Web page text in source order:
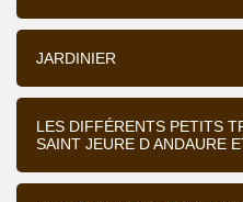
JARDINIER
LES DIFFÉRENTS PETITS
SAINT JEURE D ANDAURE